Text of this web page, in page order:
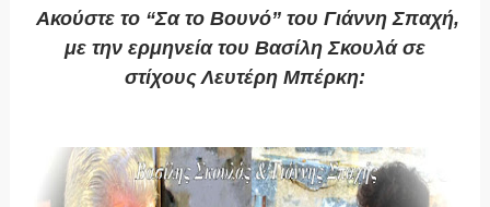
Ακούστε το “Σα το Βουνό” του Γιάννη Σπαχή,
με την ερμηνεία του Βασίλη Σκουλά σε
στίχους Λευτέρη Μπέρκη: